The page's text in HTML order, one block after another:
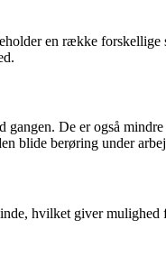
en række forskellige
De er også
blide berøring under
hvilket giver mulighed